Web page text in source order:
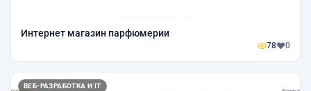
Интернет магазин парфюмерии
78 0
ВЕБ-РАЗРАБОТКА И IT